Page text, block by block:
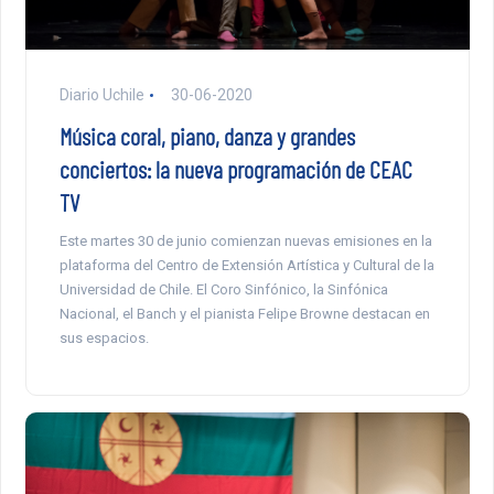
Diario Uchile 30-06-2020
Música coral, piano, danza y grandes
conciertos: la nueva programación de CEAC
TV
Este martes 30 de junio comienzan nuevas emisiones en la
plataforma del Centro de Extensión Artística y Cultural de la
Universidad de Chile. El Coro Sinfónico, la Sinfónica
Nacional, el Banch y el pianista Felipe Browne destacan en
sus espacios.